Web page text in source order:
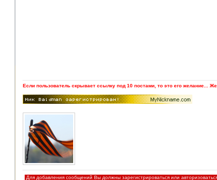
Если пользователь скрывает ссылку под 10 постами, то это его желание...
Для добавления сообщений Вы должны зарегистрироваться или